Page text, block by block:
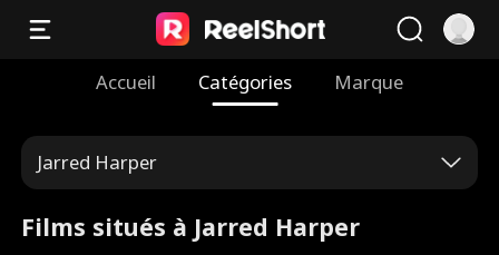
Accueil Catégories Marque
Jarred Harper
Films situés à Jarred Harper